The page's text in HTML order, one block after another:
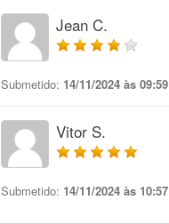
Jean C.
Submetido: 14/11/2024 às 09:59
Vitor S.
Submetido: 14/11/2024 às 10:57